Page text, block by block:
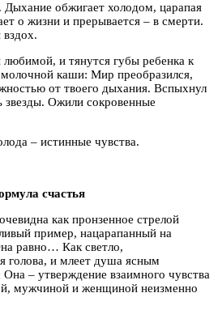
обжигает холодом, царапая
о жизни и прерывается – в смерти.
и тянутся губы ребенка к
каши: Мир преобразился,
от твоего дыхания. Вспыхнул
звезды. Ожили сокровенные
– истинные чувства.
счастья
как пронзенное стрелой
пример, нацарапанный на
равно… Как светло,
и млеет душа ясным
– утверждение взаимного чувства
мужчиной и женщиной неизменно